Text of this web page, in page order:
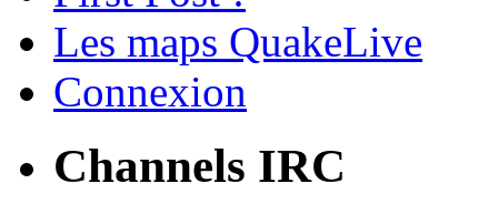
Les maps QuakeLive
Connexion
Channels IRC